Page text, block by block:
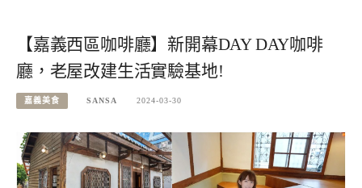
【嘉義西區咖啡廳】新開幕DAY DAY咖啡
廳，老屋改建生活實驗基地!
嘉義美食 SANSA 2024-03-30